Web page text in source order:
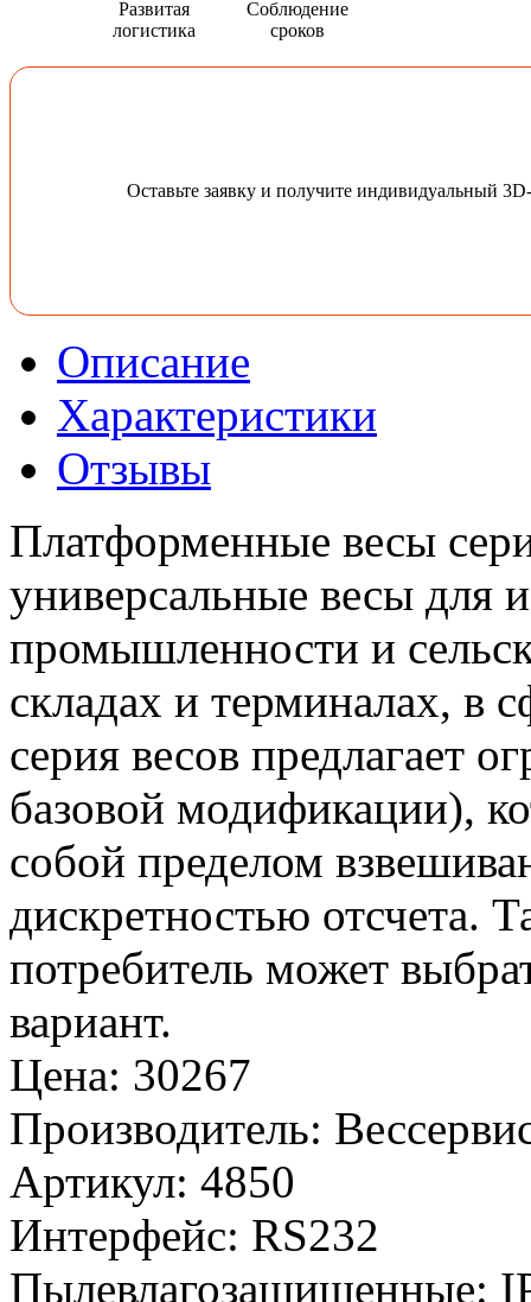
Развитая
логистика
Соблюдение
сроков
Оставьте заявку и получите индивидуальный
Описание
Характеристики
Отзывы
Платформенные весы
универсальные весы для
промышленности и
складах и терминалах, в
серия весов предлагает
базовой модификации),
собой пределом
дискретностью отсчета.
потребитель может
вариант.
Цена: 30267
Производитель:
Артикул: 4850
Интерфейс: RS232
Пылевлагозащищенные: